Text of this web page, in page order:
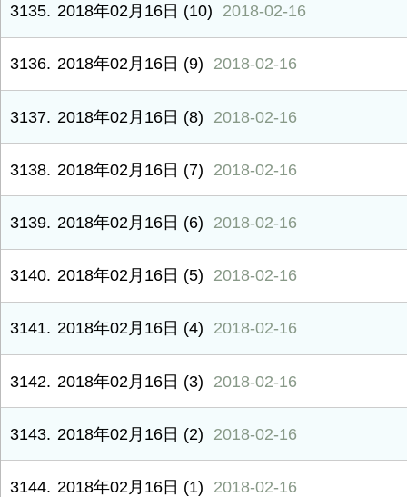
3135 2018年02月16日 (10) 2018-02-16
3136 2018年02月16日 (9) 2018-02-16
3137 2018年02月16日 (8) 2018-02-16
3138 2018年02月16日 (7) 2018-02-16
3139 2018年02月16日 (6) 2018-02-16
3140 2018年02月16日 (5) 2018-02-16
3141 2018年02月16日 (4) 2018-02-16
3142 2018年02月16日 (3) 2018-02-16
3143 2018年02月16日 (2) 2018-02-16
3144 2018年02月16日 (1) 2018-02-16